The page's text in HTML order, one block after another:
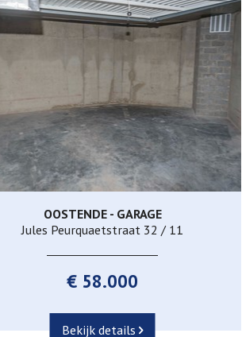
Ja
OOSTENDE - GARAGE
Jules Peurquaetstraat 32 / 11
€ 58.000
Bekijk details